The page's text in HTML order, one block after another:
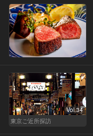
Vol.34
東京ご近所探訪